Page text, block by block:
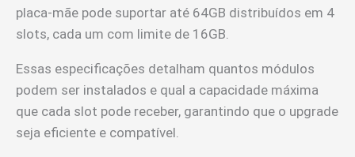
placa-mãe pode suportar até 64GB distribuídos em 4
slots, cada um com limite de 16GB.
Essas especificações detalham quantos módulos
podem ser instalados e qual a capacidade máxima
que cada slot pode receber, garantindo que o upgrade
seja eficiente e compatível.